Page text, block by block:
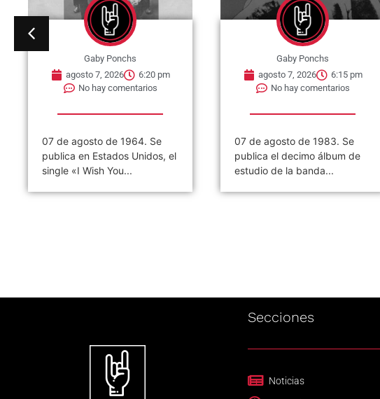
Gaby Ponchs
agosto 7, 2026
6:20 pm
No hay comentarios
07 de agosto de 1964. Se
publica en Estados Unidos, el
single «I Wish You...
Gaby Ponchs
agosto 7, 2026
6:15 pm
No hay comentarios
07 de agosto de 1983. Se
publica el decimo álbum de
estudio de la banda...
Secciones
Noticias